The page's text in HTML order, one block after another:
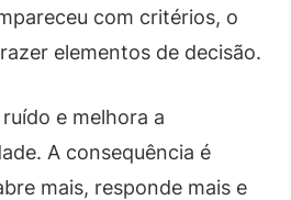
com critérios, o
elementos de decisão.
e melhora a
A consequência é
mais, responde mais e